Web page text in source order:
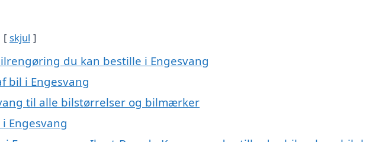
skjul
du kan bestille i Engesvang
bil i Engesvang
til alle bilstørrelser og bilmærker
Engesvang